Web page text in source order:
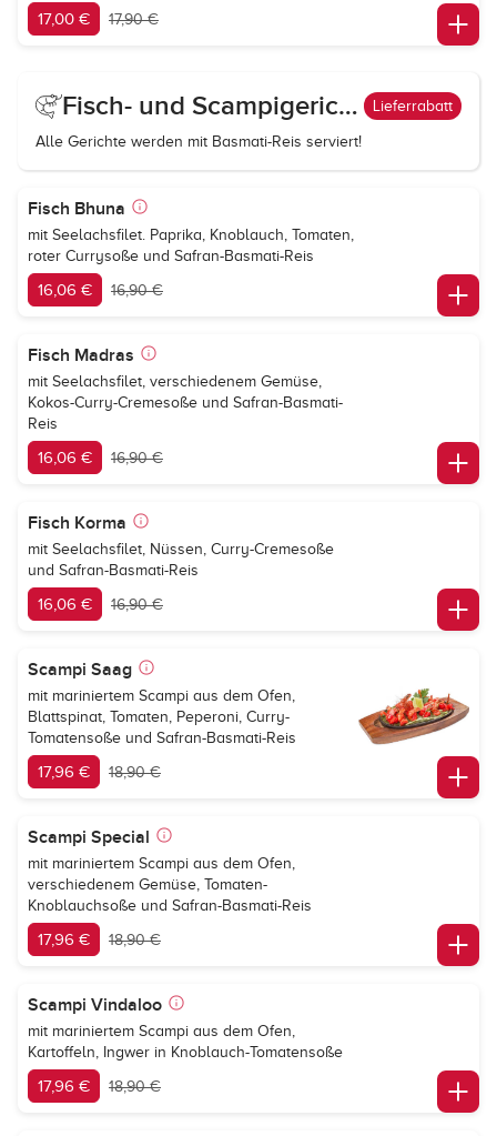
17,00 € 17,90 €
Fisch- und Scampigerichte Lieferrabatt
Alle Gerichte werden mit Basmati-Reis serviert!
Fisch Bhuna
mit Seelachsfilet. Paprika, Knoblauch, Tomaten,
roter Currysoße und Safran-Basmati-Reis
16,06 € 16,90 €
Fisch Madras
mit Seelachsfilet, verschiedenem Gemüse,
Kokos-Curry-Cremesoße und Safran-Basmati-
Reis
16,06 € 16,90 €
Fisch Korma
mit Seelachsfilet, Nüssen, Curry-Cremesoße
und Safran-Basmati-Reis
16,06 € 16,90 €
Scampi Saag
mit mariniertem Scampi aus dem Ofen,
Blattspinat, Tomaten, Peperoni, Curry-
Tomatensoße und Safran-Basmati-Reis
17,96 € 18,90 €
Scampi Special
mit mariniertem Scampi aus dem Ofen,
verschiedenem Gemüse, Tomaten-
Knoblauchsoße und Safran-Basmati-Reis
17,96 € 18,90 €
Scampi Vindaloo
mit mariniertem Scampi aus dem Ofen,
Kartoffeln, Ingwer in Knoblauch-Tomatensoße
17,96 € 18,90 €